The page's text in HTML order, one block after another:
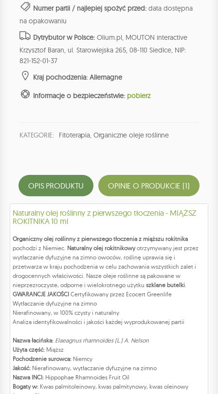
Numer partii / najlepiej spożyć przed: data dostępna
na opakowaniu
Dytrybutor w Polsce: Olium.pl, MOUTON interactive
Krzysztof Baran, ul. Starowiejska 265, 08-110 Siedlce, NIP:
821-152-01-37
Kraj pochodzenia: Allemagne
Informacje o bezpieczeństwie: pobierz
KATEGORIE: Fitoterapia, Organiczne oleje roślinne
OPIS PRODUKTU OPINIE O PRODUKCIE (1)
Naturalny olej roślinny z pierwszego tłoczenia - MIĄŻSZ
ROKITNIKA 10 ml
Organiczny olej roślinny z pierwszego tłoczenia z miąższu rokitnika
pochodzi z Niemiec. Naturalny olej rokitnikowyotrzymywany jest przez
wytłaczanie dyfuzyjne na zimno owoców, roślinę uprawia się i
przetwarza w kraju pochodzenia w celu zachowania wszystkich zalet i
drogocennych właściwości. Nasze oleje roślinne są pakowane w
nieprzezroczyste, odporne i wielokrotnego użytku szklane butelki.
GWARANCJE JAKOŚCI Certyfikowany przez Ecocert Greenlife
Wytłaczanie dyfuzyjne na zimno
Nierafinowany, w 100% czysty i naturalny
Analiza identyfikowalności i jakości każdej wyprodukowanej partii
Nazwa łacińska: Elaeagnus rhamnoides (L.) A. Nelson
Użyta część: Miąższ
Pochodzenie surowca: Niemcy
Jakość: Nierafinowany, wytłaczanie dyfuzyjne na zimno
Nazwa INCI: Hippophae Rhamnoides Fruit Oil
Bogaty w: Kwas palmitoleinowy, kwas palmitynowy, kwas oleinowy